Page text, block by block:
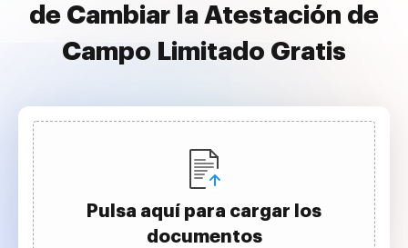
de Cambiar la Atestación de
Campo Limitado Gratis
Pulsa aquí para cargar los
documentos